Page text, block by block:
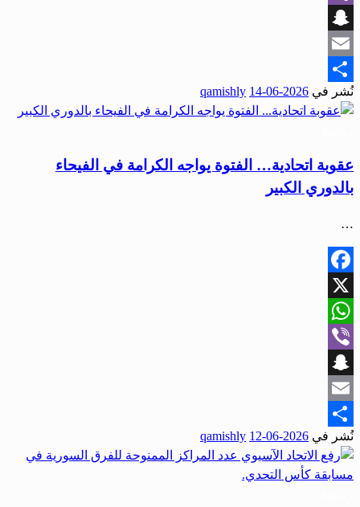
Viber
Snapchat
Email
Share
نُشر في 2026-06-14
qamishly
عقوبة اتحادية… الفتوة يواجه الكرامة في الفيحاء
بالدوري الكبير
…
Facebook
X
WhatsApp
Viber
Snapchat
Email
Share
نُشر في 2026-06-12
qamishly